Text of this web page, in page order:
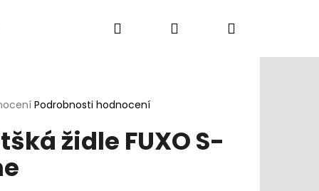
Kancelářská křesla Konferenční židle
Hledat PřihlášeníNákupní
Podrobnosti hodnocení
židle FUXO S-